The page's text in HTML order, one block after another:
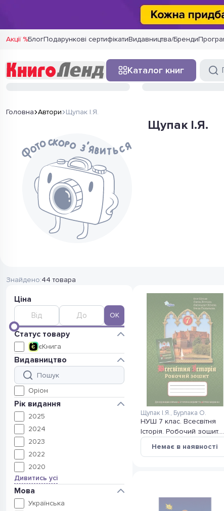
Акції %БлогПодарункові сертифікатиВидавництва/Бренди
Каталог книг
Головна Автори Щупак І.Я.
Щупак І.Я.
Знайдено:44 товара
Ціна
OK
Статус товару
єКнига
Видавництво
Оріон
Рік видання
2025
2024
2023
2022
2020
Дивитись усі
Мова
Українська
Щупак І.Я., Бурлака О.
НУШ 7 клас. Всесвітня
Історія. Робочий зошит.
Щупак І.
Немає в наявності